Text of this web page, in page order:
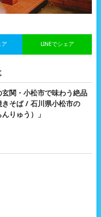
LINEでシェア
ア
関・小松市で味わう絶品
きそば / 石川県小松市の
んりゅう）」